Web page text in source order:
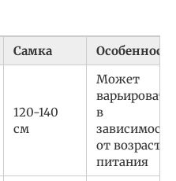
Самка
120-140
см
Может
в
зависимости
от возраста
питания